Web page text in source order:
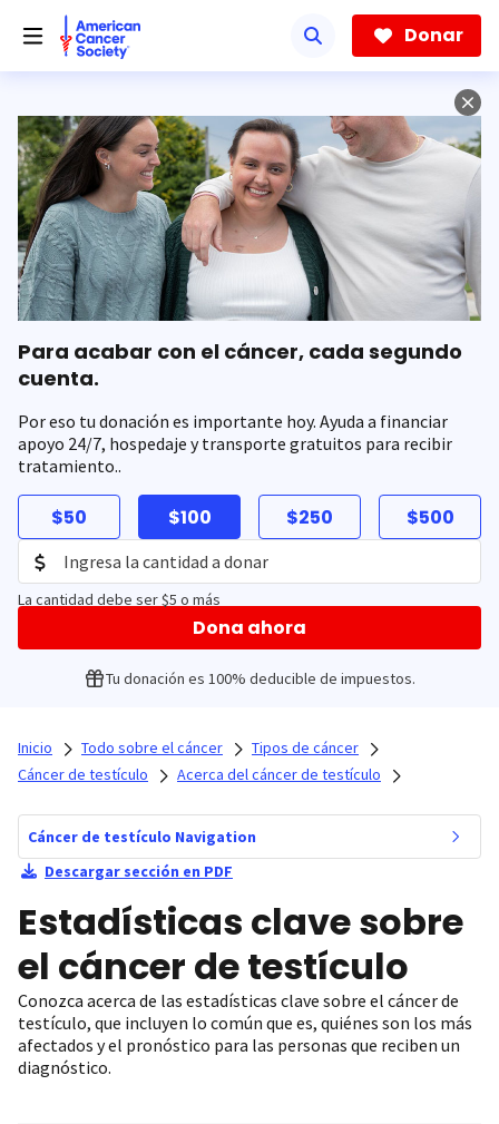
hacia
contenido
Donar
Para acabar con el cáncer, cada segundo
cuenta.
Por eso tu donación es importante hoy. Ayuda a financiar
apoyo 24/7, hospedaje y transporte gratuitos para recibir
tratamiento..
$50 $100 $250 $500
La cantidad debe ser $5 o más
Dona ahora
Tu donación es 100% deducible de impuestos.
Inicio Todo sobre el cáncer
Tipos de cáncer
Cáncer de testículo
Acerca del cáncer de testículo
Cáncer de testículo Navigation
Descargar sección en PDF
Estadísticas clave sobre
el cáncer de testículo
Conozca acerca de las estadísticas clave sobre el cáncer de
testículo, que incluyen lo común que es, quiénes son los más
afectados y el pronóstico para las personas que reciben un
diagnóstico.